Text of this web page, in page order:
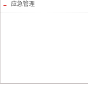
应急管理